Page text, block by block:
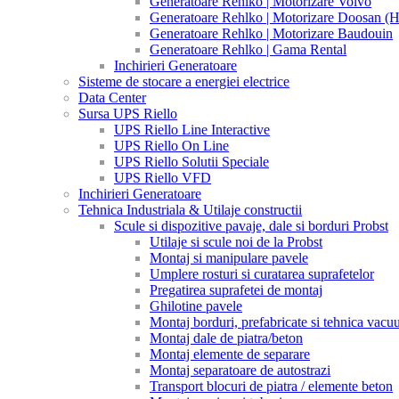
Generatoare Rehlko | Motorizare Doosan
Generatoare Rehlko | Motorizare Baudouin
Generatoare Rehlko | Gama Rental
Inchirieri Generatoare
Sisteme de stocare a energiei electrice
Data Center
Sursa UPS Riello
UPS Riello Line Interactive
UPS Riello On Line
UPS Riello Solutii Speciale
UPS Riello VFD
Inchirieri Generatoare
Tehnica Industriala & Utilaje constructii
Scule si dispozitive pavaje, dale si borduri Probst
Utilaje si scule noi de la Probst
Montaj si manipulare pavele
Umplere rosturi si curatarea suprafetelor
Pregatirea suprafetei de montaj
Ghilotine pavele
Montaj borduri, prefabricate si tehnica
Montaj dale de piatra/beton
Montaj elemente de separare
Montaj separatoare de autostrazi
Transport blocuri de piatra / elemente beton